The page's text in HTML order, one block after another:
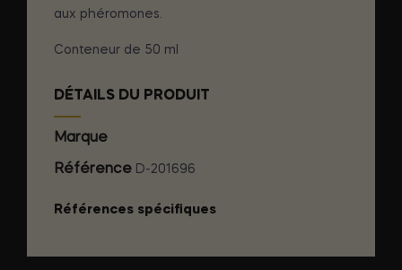
aux phéromones.
Conteneur de 50 ml
DÉTAILS DU PRODUIT
Marque
Référence D-201696
Références spécifiques